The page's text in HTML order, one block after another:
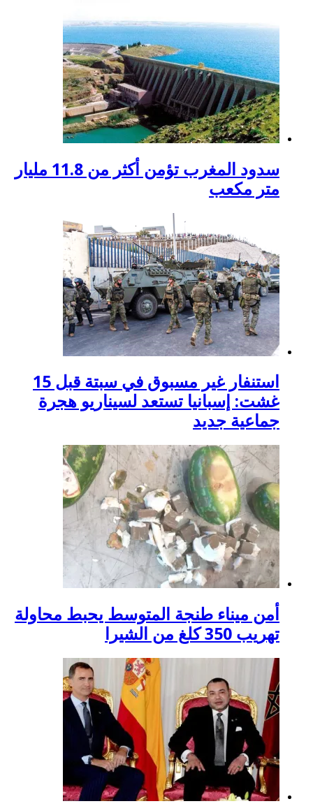
سدود المغرب تؤمن أكثر من 11.8 مليار
متر مكعب
استنفار غير مسبوق في سبتة قبل 15
غشت: إسبانيا تستعد لسيناريو هجرة
جماعية جديد
أمن ميناء طنجة المتوسط يحبط محاولة
تهريب 350 كلغ من الشيرا